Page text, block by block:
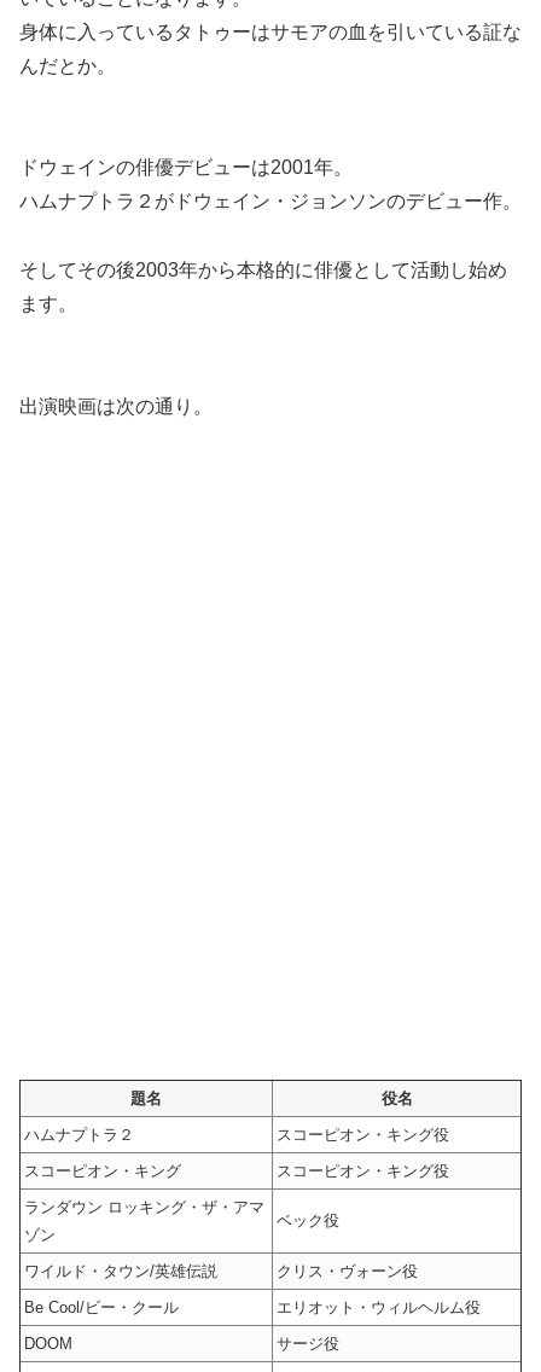
身体に入っているタトゥーはサモアの血を引いている証な
んだとか。
ドウェインの俳優デビューは2001年。
ハムナプトラ２がドウェイン・ジョンソンのデビュー作。
そしてその後2003年から本格的に俳優として活動し始め
ます。
出演映画は次の通り。
題名
役名
ハムナプトラ２
スコーピオン・キング役
スコーピオン・キング
スコーピオン・キング役
ランダウン ロッキング・ザ・アマ
ゾン
ベック役
ワイルド・タウン/英雄伝説
クリス・ヴォーン役
Be Cool/ビー・クール
エリオット・ウィルヘルム役
DOOM
サージ役